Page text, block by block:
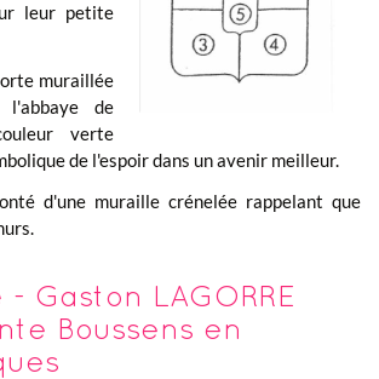
leur petite
muraillée
l'abbaye de
verte
de l'espoir dans un avenir meilleur.
d'une muraille crénelée rappelant que
- Gaston LAGORRE
Boussens en